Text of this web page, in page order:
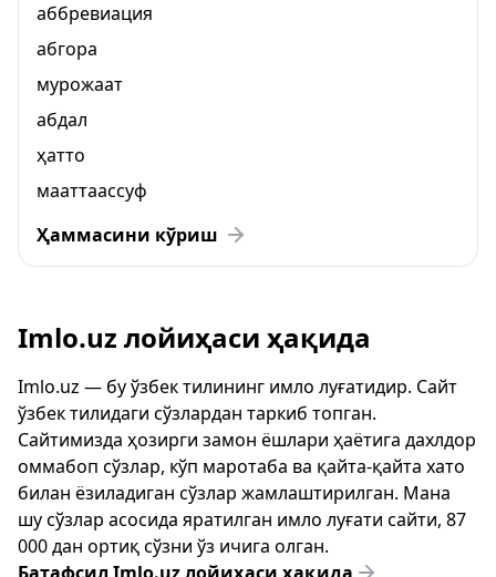
аббревиация
абгора
мурожаат
абдал
ҳатто
мааттаассуф
Ҳаммасини кўриш
Imlo.uz лойиҳаси ҳақида
Imlo.uz — бу ўзбек тилининг имло луғатидир. Сайт
ўзбек тилидаги сўзлардан таркиб топган.
Сайтимизда ҳозирги замон ёшлари ҳаётига дахлдор
оммабоп сўзлар, кўп маротаба ва қайта-қайта хато
билан ёзиладиган сўзлар жамлаштирилган. Мана
шу сўзлар асосида яратилган имло луғати сайти, 87
000 дан ортиқ сўзни ўз ичига олган.